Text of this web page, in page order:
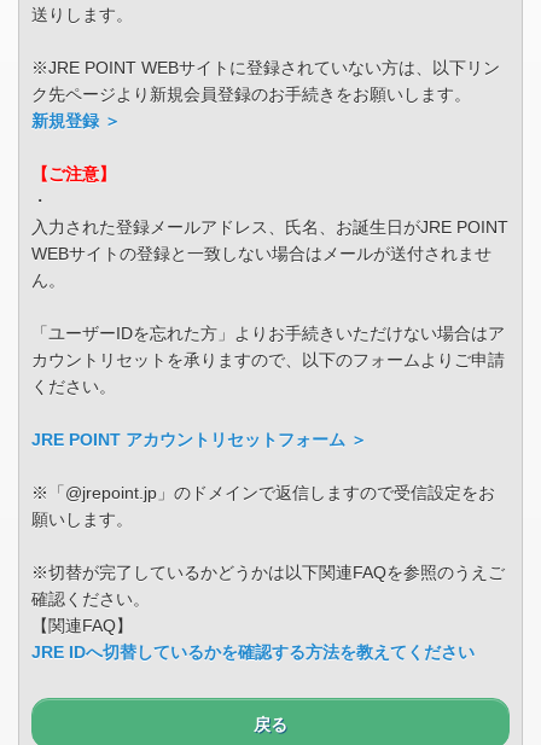
送りします。
※JRE POINT WEBサイトに登録されていない方は、以下リン
ク先ページより新規会員登録のお手続きをお願いします。
新規登録 ＞
【ご注意】
・
入力された登録メールアドレス、氏名、お誕生日がJRE POINT
WEBサイトの登録と一致しない場合はメールが送付されませ
ん。
「ユーザーIDを忘れた方」よりお手続きいただけない場合はア
カウントリセットを承りますので、以下のフォームよりご申請
ください。
JRE POINT アカウントリセットフォーム ＞
※「@jrepoint.jp」のドメインで返信しますので受信設定をお
願いします。
※切替が完了しているかどうかは以下関連FAQを参照のうえご
確認ください。
【関連FAQ】
JRE IDへ切替しているかを確認する方法を教えてください
戻る